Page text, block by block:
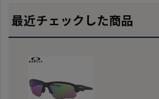
最近チェックした商品